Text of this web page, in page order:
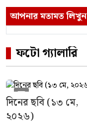
আপনার মতামত লিখুন
ফটো গ্যালারি
দিনের ছবি (১৩ মে,
২০২৬)